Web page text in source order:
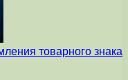
товарного знака